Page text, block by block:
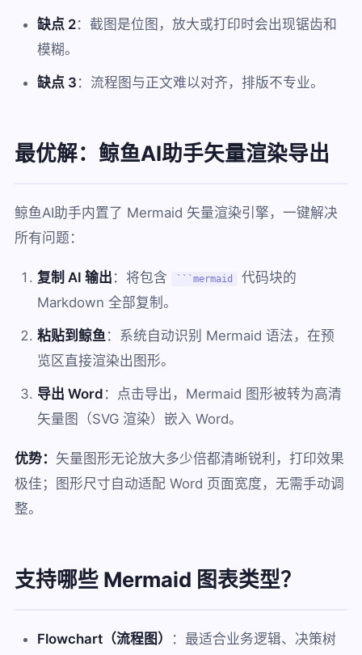
缺点 2：截图是位图，放大或打印时会出现锯齿和
模糊。
缺点 3 ：流程图与正文难以对齐，排版不专业。
最优解：鲸鱼AI助手矢量渲染导出
鲸鱼AI助手内置了 Mermaid 矢量渲染引擎，一键解决
所有问题：
复制 AI 输出 ：将包含 ```mermaid
代码块的
Markdown 全部复制。
粘贴到鲸鱼：系统自动识别 Mermaid 语法，在预
览区直接渲染出图形。
导出 Word ：点击导出，Mermaid 图形被转为高清
矢量图（SVG 渲染）嵌入 Word。
优势： 矢量图形无论放大多少倍都清晰锐利，打印效果
极佳；图形尺寸自动适配 Word 页面宽度，无需手动调
整。
支持哪些 Mermaid 图表类型？
Flowchart（流程图）
：最适合业务逻辑、决策树